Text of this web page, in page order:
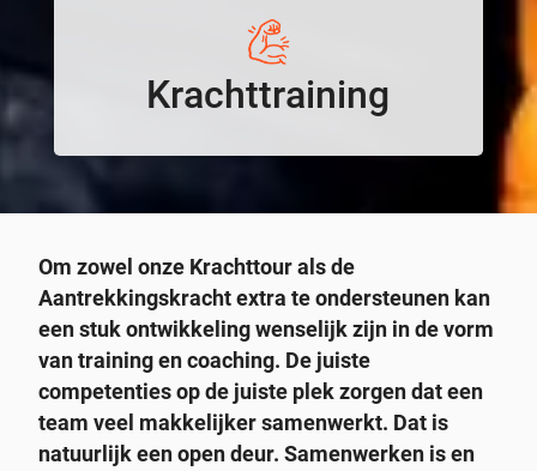
Krachttraining
Om zowel onze Krachttour als de
Aantrekkingskracht extra te ondersteunen kan
een stuk ontwikkeling wenselijk zijn in de vorm
van training en coaching. De juiste
competenties op de juiste plek zorgen dat een
team veel makkelijker samenwerkt. Dat is
natuurlijk een open deur. Samenwerken is en